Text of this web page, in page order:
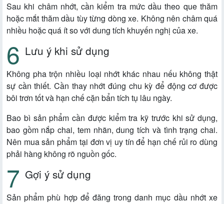
Sau khi châm nhớt, cần kiểm tra mức dầu theo que thăm
hoặc mắt thăm dầu tùy từng dòng xe. Không nên châm quá
nhiều hoặc quá ít so với dung tích khuyến nghị của xe.
Lưu ý khi sử dụng
Không pha trộn nhiều loại nhớt khác nhau nếu không thật
sự cần thiết. Cần thay nhớt đúng chu kỳ để động cơ được
bôi trơn tốt và hạn chế cặn bẩn tích tụ lâu ngày.
Bao bì sản phẩm cần được kiểm tra kỹ trước khi sử dụng,
bao gồm nắp chai, tem nhãn, dung tích và tình trạng chai.
Nên mua sản phẩm tại đơn vị uy tín để hạn chế rủi ro dùng
phải hàng không rõ nguồn gốc.
Gợi ý sử dụng
Sản phẩm phù hợp để đăng trong danh mục dầu nhớt xe